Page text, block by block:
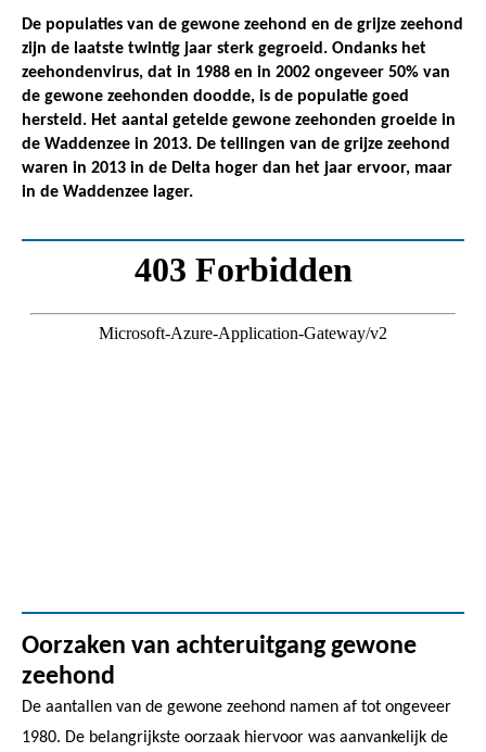
De populaties van de gewone zeehond en de grijze zeehond
zijn de laatste twintig jaar sterk gegroeid. Ondanks het
zeehondenvirus, dat in 1988 en in 2002 ongeveer 50% van
de gewone zeehonden doodde, is de populatie goed
hersteld. Het aantal getelde gewone zeehonden groeide in
de Waddenzee in 2013. De tellingen van de grijze zeehond
waren in 2013 in de Delta hoger dan het jaar ervoor, maar
in de Waddenzee lager.
Oorzaken van achteruitgang gewone
zeehond
De aantallen van de gewone zeehond namen af tot ongeveer
1980. De belangrijkste oorzaak hiervoor was aanvankelijk de